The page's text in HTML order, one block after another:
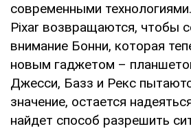
современными
Pixar возвращаются, чтобы
внимание Бонни, которая
новым гаджетом –
Джесси, Базз и Рекс
значение, остается
найдет способ разрешить